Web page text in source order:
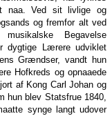
naa. Ved sit livlige og
og fremfor alt ved
Begavelse
dygtige Lærere udviklet
Grændser, vandt hun
Hofkreds og opnaaede
af Kong Carl Johan og
hun blev Statsfrue 1840,
synge langt udover